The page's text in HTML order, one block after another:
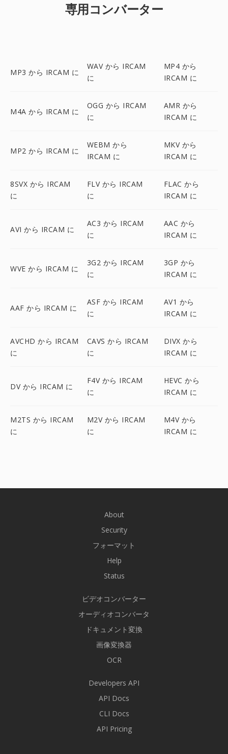
専用コンバーター
MP3 から IRCAM に
WAV から IRCAM
に
MP4 から
IRCAM に
M4A から IRCAM に
OGG から IRCAM
に
AMR から
IRCAM に
MP2 から IRCAM に
WEBM から
IRCAM に
MKV から
IRCAM に
8SVX から IRCAM
に
FLV から IRCAM
に
FLAC から
IRCAM に
AVI から IRCAM に
AC3 から IRCAM
に
AAC から
IRCAM に
WVE から IRCAM に
3G2 から IRCAM
に
3GP から
IRCAM に
AAF から IRCAM に
ASF から IRCAM
に
AV1 から
IRCAM に
AVCHD から IRCAM
に
CAVS から IRCAM
に
DIVX から
IRCAM に
DV から IRCAM に
F4V から IRCAM
に
HEVC から
IRCAM に
M2TS から IRCAM
に
M2V から IRCAM
に
M4V から
IRCAM に
About
Security
フォーマット
Help
Status
ビデオコンバーター
オーディオコンバータ
ドキュメント変換
画像変換器
OCR
Developers API
API Docs
CLI Docs
API Pricing